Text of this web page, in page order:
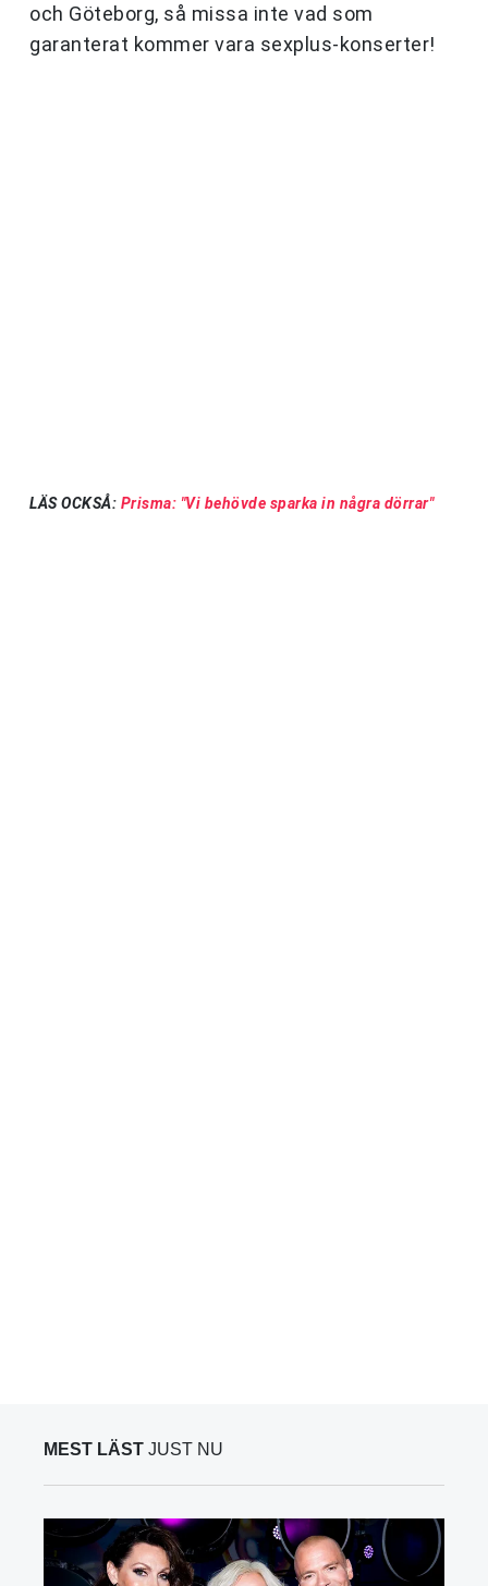
och Göteborg, så missa inte vad som
garanterat kommer vara sexplus-konserter!
LÄS OCKSÅ: Prisma: "Vi behövde sparka in några dörrar"
MEST LÄST JUST NU